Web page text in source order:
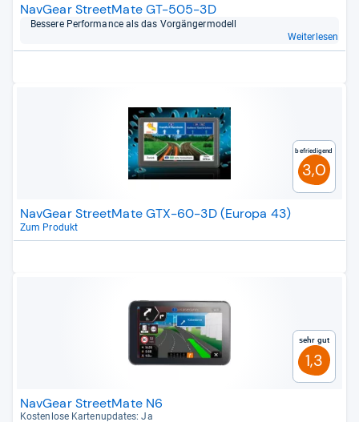
NavGear StreetMate GT-505-3D
Bes­sere Per­for­mance als das Vor­gän­ger­mo­dell
Weiterlesen
Befriedigend
3,0
NavGear StreetMate GTX-60-3D (Europa 43)
Zum Produkt
Sehr gut
1,3
NavGear StreetMate N6
Kos­ten­lose Kar­tenup­da­tes: Ja